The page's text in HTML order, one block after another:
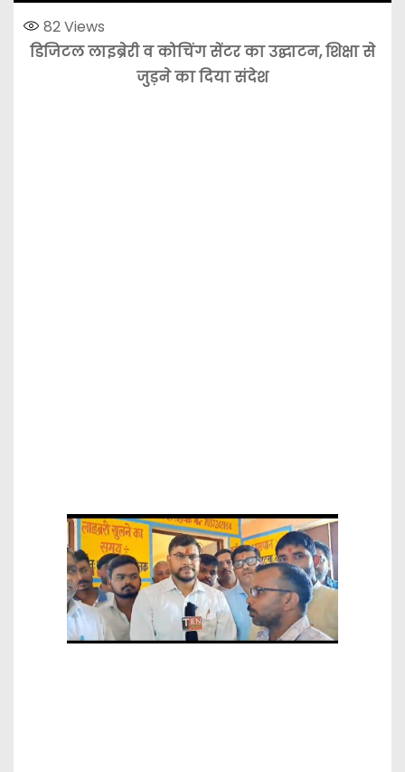
82Views
डिजिटल लाइब्रेरी व कोचिंग सेंटर का उद्घाटन, शिक्षा से
जुड़ने का दिया संदेश